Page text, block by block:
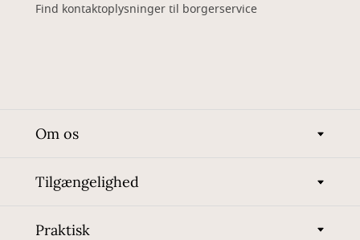
Find kontaktoplysninger til borgerservice
Om os
Tilgængelighed
Praktisk